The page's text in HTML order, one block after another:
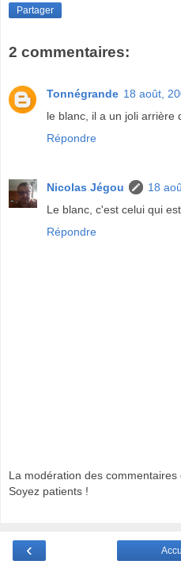
Partager
2 commentaires:
Tonnégrande 18 août,
le blanc, il a un joli arrière
Répondre
Nicolas Jégou
18
Le blanc, c'est celui qui
Répondre
La modération des commentaires
Soyez patients !
‹